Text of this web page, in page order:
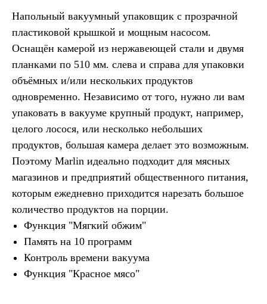
Напольный вакуумный упаковщик с прозрачной
пластиковой крышкой и мощным насосом.
Оснащён камерой из нержавеющей стали и двумя
планками по 510 мм. слева и справа для упаковки
объёмных и/или нескольких продуктов
одновременно. Независимо от того, нужно ли вам
упаковать в вакууме крупный продукт, например,
целого лосося, или несколько небольших
продуктов, большая камера делает это возможным.
Поэтому Marlin идеально подходит для мясных
магазинов и предприятий общественного питания,
которым ежедневно приходится нарезать большое
количество продуктов на порции.
Функция "Мягкий обжим"
Память на 10 программ
Контроль времени вакуума
Функция "Красное мясo"